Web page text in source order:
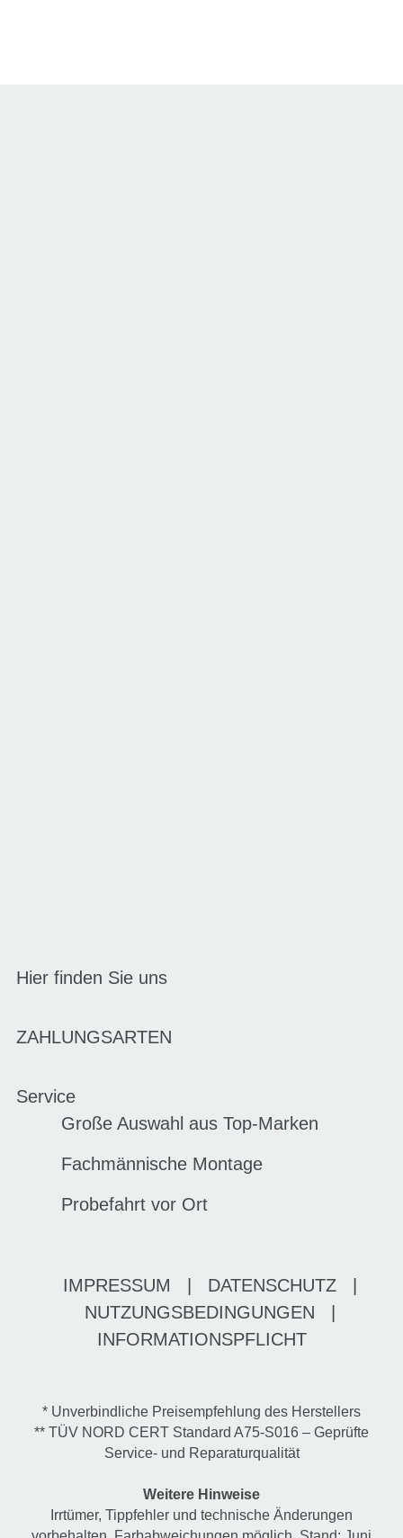
Hier finden Sie uns
ZAHLUNGSARTEN
Service
Große Auswahl aus Top-Marken
Fachmännische Montage
Probefahrt vor Ort
IMPRESSUM DATENSCHUTZ
NUTZUNGSBEDINGUNGEN
INFORMATIONSPFLICHT
* Unverbindliche Preisempfehlung des Herstellers
** TÜV NORD CERT Standard A75-S016 – Geprüfte
Service- und Reparaturqualität
Weitere Hinweise
Irrtümer, Tippfehler und technische Änderungen